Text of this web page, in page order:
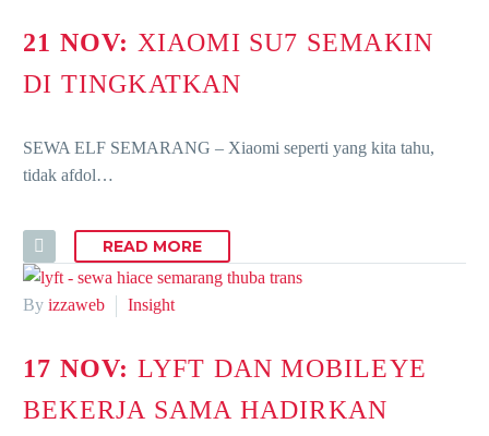
21 NOV: XIAOMI SU7 SEMAKIN
DI TINGKATKAN
SEWA ELF SEMARANG – Xiaomi seperti yang kita tahu,
tidak afdol…
READ MORE
By izzaweb Insight
17 NOV: LYFT DAN MOBILEYE
BEKERJA SAMA HADIRKAN